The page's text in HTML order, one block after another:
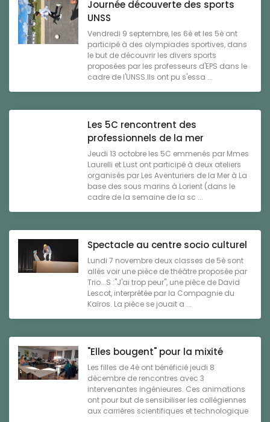
Journée découverte des sports
UNSS
Vendredi 9 septembre, les 6è et les 5è ont
participé à des olympiades sportives, dans
le but de découvrir les divers sports
proposées par les professeurs d'EPS dans le
cadre de l'UNSS.Ils ont pu s'essa ...
Les 5C rencontrent des
professionnels de la mer
Jeudi 13 octobre les 5C emmenés par Mmes
Laurelli et Lust ont participé à deux ateliers
organisés par Les Aventuriers de la Mer à La
base des sous marins à Lorient (dans le
cadre de la semaine de la sc ...
Spectacle au centre socio culturel
Lundi 7 novembre deux classes de 5è sont
allés voir une pièce de théâtre proposée par
Trio...S :"J'ai trop peur", une pièce de David
Lescot, interprétée par la Compagnie du
Kaïros. La pièce se jouait a ...
"Elles bougent" pour la mixité
Les filles de 4è ont bénéficié jeudi 8
décembre de rencontres avec 3
intervenantes ingénieures. Ces animations
ont pour but de sensibiliser les collégiennes
aux carrières scientifiques et technologique